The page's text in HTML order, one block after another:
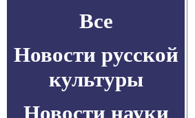
Все
Новости русской
культуры
Новости науки